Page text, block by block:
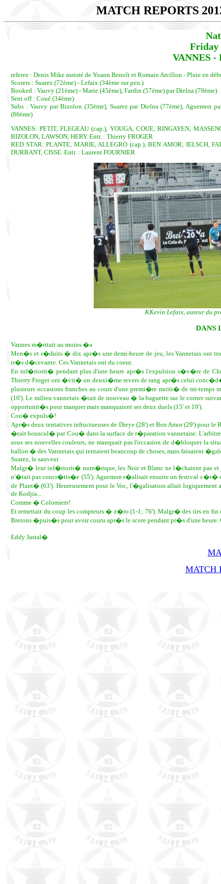
MATCH REPORTS
Friday
VANNES -
referee : Denis Mike assisté de Yoann Benoît et Romain Arcillon - Pluie en
Scorers : Suarez (72ème) - Lefaix (34ème sur pen.)
Booked : Vauvy (21ème) - Marie (45ème), Fardin (57ème) par Dielna (79ème)
Sent off : Coué (34ème)
Subs : Vauvy par Bizolon (35ème), Suarez par Dielna (77ème), Aguemon
(86ème)
VANNES: PETIT, FLEGEAU (cap.), YOUGA, COUE, RINGAYEN,
BIZOLON, LAWSON, HERY. Entr. : Thierry FROGER
RED STAR: PLANTE, MARIE, ALLEGRO (cap.), BEN AMOR, IELSCH,
DURBANT, CISSE. Entr. : Laurent FOURNIER
KKevin Lefaix, auteur du
DANS
Vannes m�ritait au moins �a
Men�s et r�duits � dix apr�s une demi-heure de jeu, les Vannetais ont
tr�s d�cevante. Ces Vannetais ont du coeur.
En inf�riorit� pendant plus d'une heure apr�s l'expulsion s�v�re de
Thierry Froger ont �vit� un deuxi�me revers de rang apr�s celui
plusieurs occasions franches au cours d'une premi�re moiti� de mi-
(10'). Le milieu vannetais �tait de nouveau � la baguette sur le corner
opportunit�s pour marquer mais manquaient ses deux duels (15' et 19').
Cou� expuls�!
Apr�s deux tentatives infructueuses de Dieye (28') et Ben Amor (29') pour
�tait bouscul� par Cou� dans la surface de r�paration vannetaise.
sous ses nouvelles couleurs, ne manquait pas l'occasion de d�bloquer la
ballon � des Vannetais qui tentaient beaucoup de choses, mais faisaient
Suarez, le sauveur
Malgr� leur inf�riorit� num�rique, les Noir et Blanc ne l�chaient pas et
n'�tait pas concr�tis�e (55'). Aguemon r�alisait ensuite un festival c�t�
de Plant� (63'). Heureusement pour le Voc, l'�galisation allait
de Kodjia...
Comme � Colomiers!
Et remettait du coup les compteurs � z�ro (1-1; 76'). Malgr� des tirs en fin
Bretons �puis�s pour avoir couru apr�s le score pendant pr�s d'une
Eddy Jastal�
MATCH